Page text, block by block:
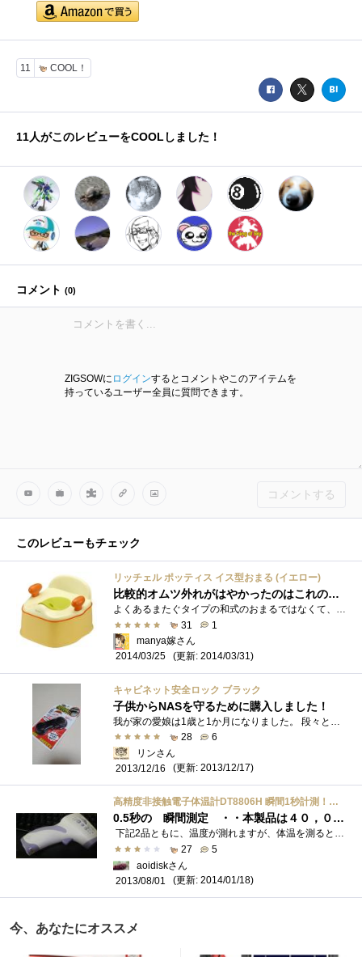
11 COOL！
11人がこのレビューをCOOLしました！
コメント (0)
ZIGSOWに ログインするとコメントやこのアイテムを
持っているユーザー全員に質問できます。
コメントする
このレビューもチェック
リッチェル ポッティス イス型おまる (イエロー)
比較的オムツ外れがはやかったのはこれのおかげだと思います。
31
1
manya嫁さん
2014/03/25
(更新: 2014/03/31)
キャビネット安全ロック ブラック
子供からNASを守るために購入しました！
28
6
リンさん
2013/12/16
(更新: 2013/12/17)
高精度非接触電子体温計DT8806H 瞬間1秒計測！触れずに検温！高性能、高精度なのに簡単！【輸入品】【日本語説明書付き】
0.5秒の 瞬間測定 ・・本製品は４０，０００回の使用に耐えるように設計、想定されています
下記2品ともに、温度が測れますが、体温を測るとは謳ってはいないので、ちょっとどうかなって思って体温が測れるのがほしい、それも それ�...
27
5
aoidiskさん
2013/08/01
(更新: 2014/01/18)
今、あなたにオススメ